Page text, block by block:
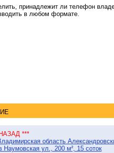
принадлежит ли телефон
в любом формате.
***
область
Наумовская ул., 200 м², 15 соток